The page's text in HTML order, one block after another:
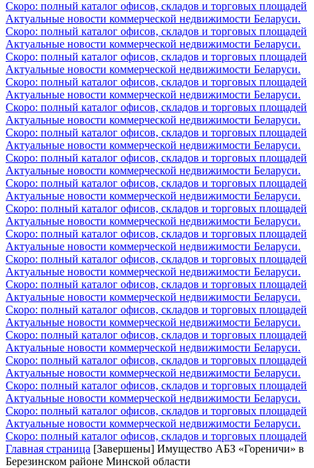
Скоро: полный каталог офисов, складов и торговых площадей
Актуальные новости коммерческой недвижимости Беларуси.
Скоро: полный каталог офисов, складов и торговых площадей
Актуальные новости коммерческой недвижимости Беларуси.
Скоро: полный каталог офисов, складов и торговых площадей
Актуальные новости коммерческой недвижимости Беларуси.
Скоро: полный каталог офисов, складов и торговых площадей
Актуальные новости коммерческой недвижимости Беларуси.
Скоро: полный каталог офисов, складов и торговых площадей
Актуальные новости коммерческой недвижимости Беларуси.
Скоро: полный каталог офисов, складов и торговых площадей
Актуальные новости коммерческой недвижимости Беларуси.
Скоро: полный каталог офисов, складов и торговых площадей
Актуальные новости коммерческой недвижимости Беларуси.
Скоро: полный каталог офисов, складов и торговых площадей
Актуальные новости коммерческой недвижимости Беларуси.
Скоро: полный каталог офисов, складов и торговых площадей
Актуальные новости коммерческой недвижимости Беларуси.
Скоро: полный каталог офисов, складов и торговых площадей
Актуальные новости коммерческой недвижимости Беларуси.
Скоро: полный каталог офисов, складов и торговых площадей
Актуальные новости коммерческой недвижимости Беларуси.
Скоро: полный каталог офисов, складов и торговых площадей
Актуальные новости коммерческой недвижимости Беларуси.
Скоро: полный каталог офисов, складов и торговых площадей
Актуальные новости коммерческой недвижимости Беларуси.
Скоро: полный каталог офисов, складов и торговых площадей
Актуальные новости коммерческой недвижимости Беларуси.
Скоро: полный каталог офисов, складов и торговых площадей
Актуальные новости коммерческой недвижимости Беларуси.
Скоро: полный каталог офисов, складов и торговых площадей
Актуальные новости коммерческой недвижимости Беларуси.
Скоро: полный каталог офисов, складов и торговых площадей
Актуальные новости коммерческой недвижимости Беларуси.
Скоро: полный каталог офисов, складов и торговых площадей
Главная страница [Завершены] Имущество АБЗ «Гореничи» в
Березинском районе Минской области